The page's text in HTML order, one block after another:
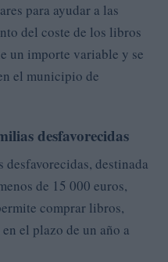
para ayudar a las
del coste de los libros
un importe variable y se
el municipio de
desfavorecidas
destinada
de 15 000 euros,
comprar libros,
el plazo de un año a